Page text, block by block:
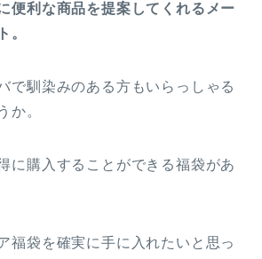
便利な商品を提案してくれるメー
。
で馴染みのある方もいらっしゃる
か。
に購入することができる福袋があ
福袋を確実に手に入れたいと思っ